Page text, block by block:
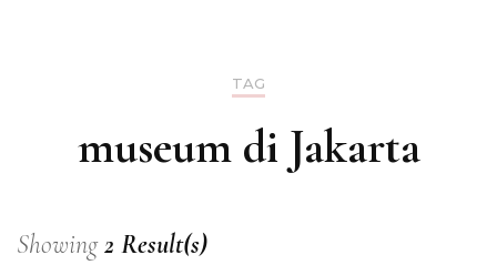
TAG
museum di Jakarta
Showing2 Result(s)